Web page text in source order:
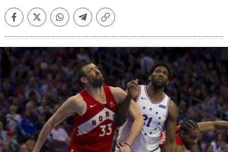
FacebookTwitterWhatsappTelegramCopiar